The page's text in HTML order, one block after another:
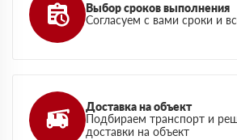
Выбор сроков выполнения
Согласуем с вами сроки и
Доставка на объект
Подбираем транспорт и
доставки на объект